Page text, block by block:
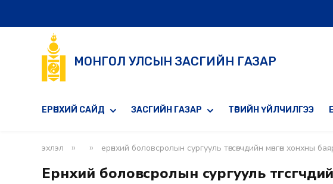
МОНГОЛ УЛСЫН ЗАСГИЙН ГАЗАР
ЕРӨНХИЙ САЙД ЗАСГИЙН ГАЗАР ТӨРИЙН ҮЙЛЧИЛГЭЭ
эхлэл » » ерөнхий боловсролын сургууль төгсөгчдийн мөнгөн хонхны
Ерөнхий боловсролын сургууль